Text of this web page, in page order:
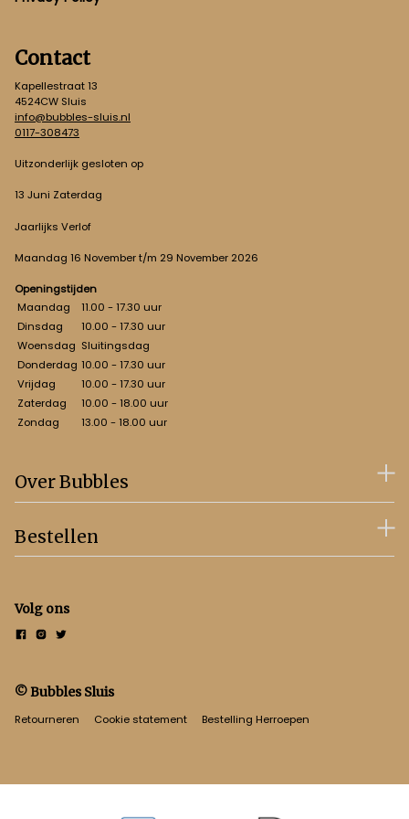
Contact
Kapellestraat 13
4524CW Sluis
info@bubbles-sluis.nl
0117-308473
Uitzonderlijk gesloten op
13 Juni Zaterdag
Jaarlijks Verlof
Maandag 16 November t/m 29 November 2026
Openingstijden
Maandag
11.00 - 17.30 uur
Dinsdag
10.00 - 17.30 uur
Woensdag Sluitingsdag
Donderdag 10.00 - 17.30 uur
Vrijdag
10.00 - 17.30 uur
Zaterdag
10.00 - 18.00 uur
Zondag
13.00 - 18.00 uur
Over Bubbles
Bestellen
Volg ons
© Bubbles Sluis
Retourneren Cookie statement Bestelling Herroepen